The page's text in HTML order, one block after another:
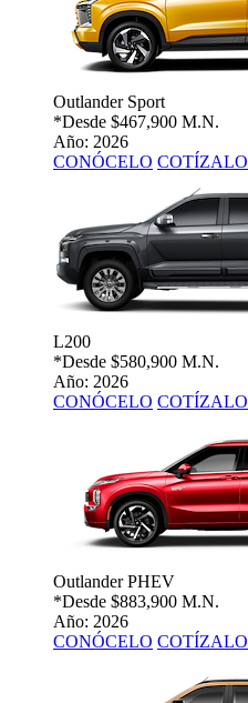
Outlander Sport
*Desde $467,900 M.N.
Año: 2026
CONÓCELO COTÍZALO
L200
*Desde $580,900 M.N.
Año: 2026
CONÓCELO COTÍZALO
Outlander PHEV
*Desde $883,900 M.N.
Año: 2026
CONÓCELO COTÍZALO